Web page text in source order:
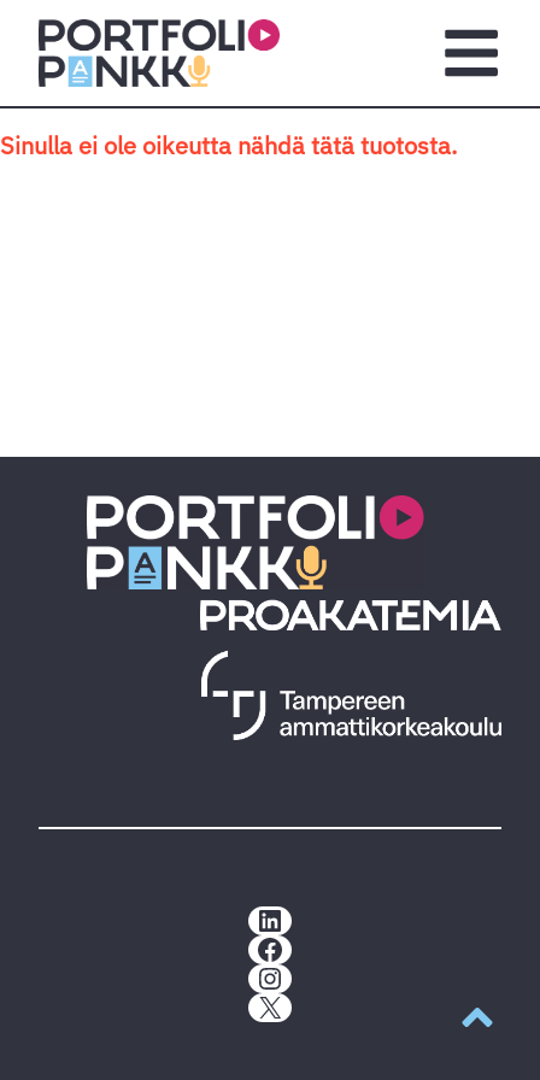
Siirry sisältöön
Sinulla ei ole oikeutta nähdä tätä tuotosta.
LinkedIn
Facebook
Instagram
X
Takaisin